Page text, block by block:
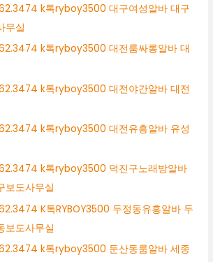
k톡ryboy3500 대구여성알바 대구
무실
k톡ryboy3500 대전룸싸롱알바 대
k톡ryboy3500 대전야간알바 대전
k톡ryboy3500 대전유흥알바 유성
k톡ryboy3500 덕진구노래방알바
보도사무실
K톡RYBOY3500 두정동유흥알바 두
보도사무실
k톡ryboy3500 둔산동룸알바 세종